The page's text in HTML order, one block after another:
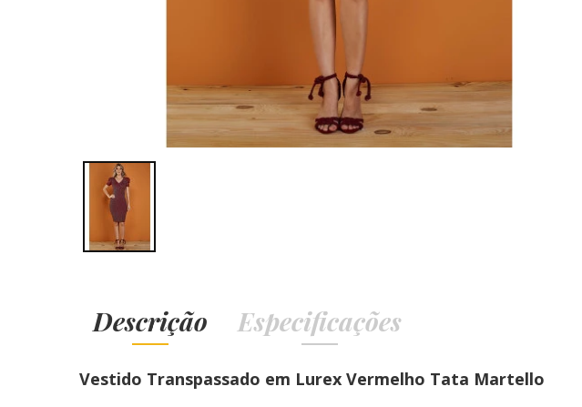
Descrição
Vestido Transpassado em Lurex Vermelho Tata Martello
Especificações